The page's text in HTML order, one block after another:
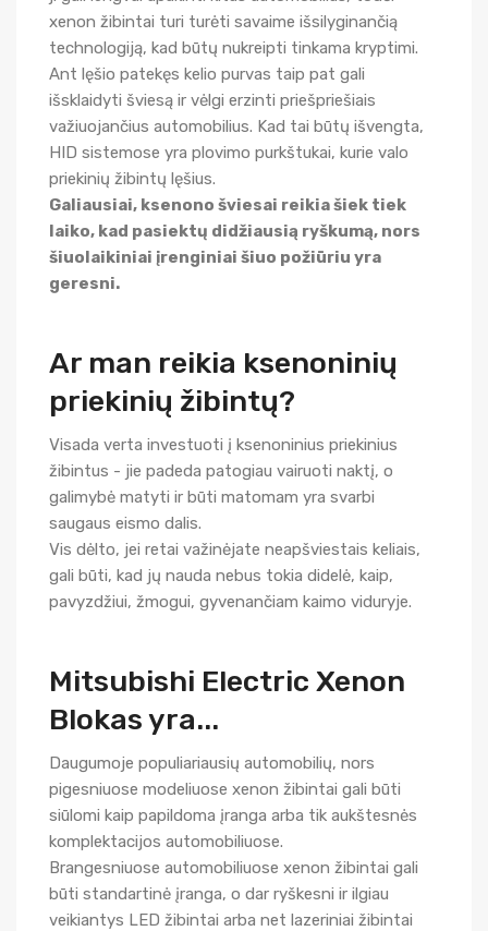
xenon žibintai turi turėti savaime išsilyginančią
technologiją, kad būtų nukreipti tinkama kryptimi.
Ant lęšio patekęs kelio purvas taip pat gali
išsklaidyti šviesą ir vėlgi erzinti priešpriešiais
važiuojančius automobilius. Kad tai būtų išvengta,
HID sistemose yra plovimo purkštukai, kurie valo
priekinių žibintų lęšius.
Galiausiai, ksenono šviesai reikia šiek tiek
laiko, kad pasiektų didžiausią ryškumą, nors
šiuolaikiniai įrenginiai šiuo požiūriu yra
geresni.
Ar man reikia ksenoninių
priekinių žibintų?
Visada verta investuoti į ksenoninius priekinius
žibintus - jie padeda patogiau vairuoti naktį, o
galimybė matyti ir būti matomam yra svarbi
saugaus eismo dalis.
Vis dėlto, jei retai važinėjate neapšviestais keliais,
gali būti, kad jų nauda nebus tokia didelė, kaip,
pavyzdžiui, žmogui, gyvenančiam kaimo viduryje.
Mitsubishi Electric Xenon
Blokas yra...
Daugumoje populiariausių automobilių, nors
pigesniuose modeliuose xenon žibintai gali būti
siūlomi kaip papildoma įranga arba tik aukštesnės
komplektacijos automobiliuose.
Brangesniuose automobiliuose xenon žibintai gali
būti standartinė įranga, o dar ryškesni ir ilgiau
veikiantys LED žibintai arba net lazeriniai žibintai